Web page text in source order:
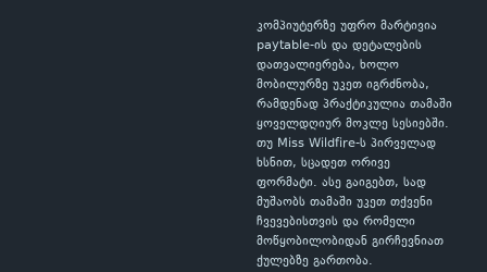
კომპიუტერზე უფრო მარტივია
paytable-ის და დეტალების
დათვალიერება, ხოლო
მობილურზე უკეთ იგრძნობა,
რამდენად პრაქტიკულია თამაში
ყოველდღიურ მოკლე სესიებში.
თუ Miss Wildfire-ს პირველად
ხსნით, სცადეთ ორივე
ფორმატი. ასე გაიგებთ, სად
მუშაობს თამაში უკეთ თქვენი
ჩვევებისთვის და რომელი
მოწყობილობიდან გირჩევნიათ
ქულებზე გართობა.